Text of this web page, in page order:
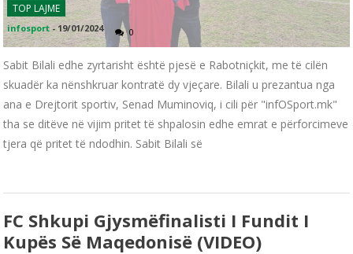
TOP LAJME
infosport -19/01/2024 0
Sabit Bilali edhe zyrtarisht është pjesë e Rabotniçkit, me të cilën
skuadër ka nënshkruar kontratë dy vjeçare. Bilali u prezantua nga
ana e Drejtorit sportiv, Senad Muminoviq, i cili për "infOSport.mk"
tha se ditëve në vijim pritet të shpalosin edhe emrat e përforcimeve
tjera që pritet të ndodhin. Sabit Bilali së
FC Shkupi Gjysmëfinalisti I Fundit I
Kupës Së Maqedonisë (VIDEO)